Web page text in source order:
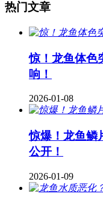
热门文章
惊！龙鱼体色
响！
2026-01-08
惊爆！龙鱼鳞
公开！
2026-01-09